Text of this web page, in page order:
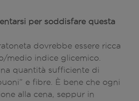
per soddisfare questa
dovrebbe essere ricca
medio indice glicemico.
quantità sufficiente di
e fibre. È bene che ogni
alla cena, seppur in